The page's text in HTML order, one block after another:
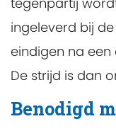
ingeleverd bij
eindigen na
De strijd is dan
Benodigd